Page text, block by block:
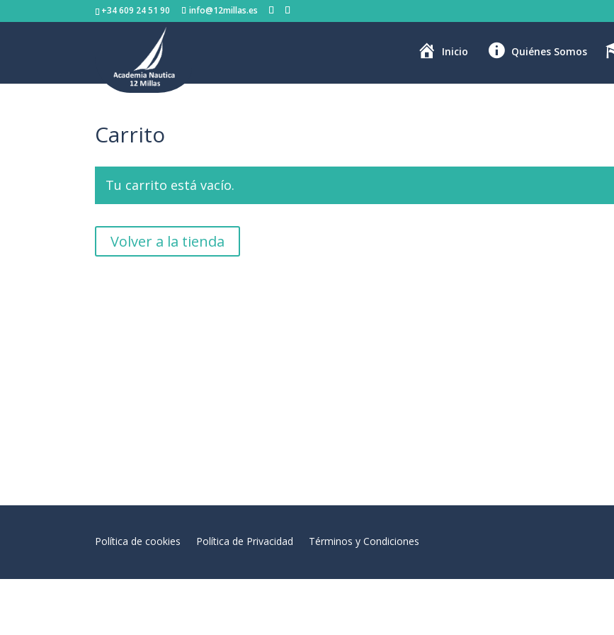
+34 609 24 51 90 info@12millas.es
Inicio Quiénes Somos
Carrito
Tu carrito está vacío.
Volver a la tienda
Política de cookies Política de Privacidad Términos y Condiciones